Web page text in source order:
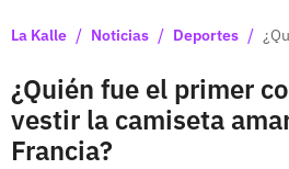
La Kalle / Noticias / Deportes /
¿Quién fue el primer
vestir la camiseta
Francia?